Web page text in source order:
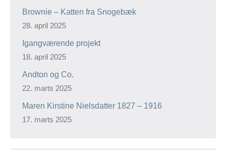
Brownie – Katten fra Snogebæk
28. april 2025
Igangværende projekt
18. april 2025
Andton og Co.
22. marts 2025
Maren Kirstine Nielsdatter 1827 – 1916
17. marts 2025